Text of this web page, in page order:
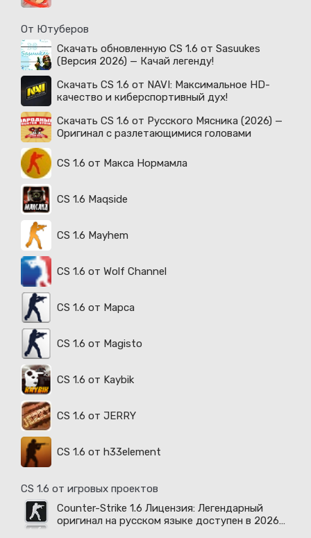
От Ютуберов
Скачать обновленную CS 1.6 от Sasuukes
(Версия 2026) — Качай легенду!
Скачать CS 1.6 от NAVI: Максимальное HD-
качество и киберспортивный дух!
Скачать CS 1.6 от Русского Мясника (2026) —
Оригинал с разлетающимися головами
CS 1.6 от Макса Нормамла
CS 1.6 Maqside
CS 1.6 Mayhem
CS 1.6 от Wolf Channel
CS 1.6 от Марса
CS 1.6 от Magisto
CS 1.6 от Kaybik
CS 1.6 от JERRY
CS 1.6 от h33element
CS 1.6 от игровых проектов
Counter-Strike 1.6 Лицензия: Легендарный
оригинал на русском языке доступен в 2026